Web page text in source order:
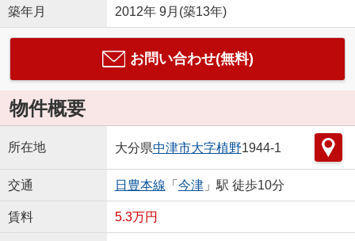
築年月 2012年 9月(築13年)
お問い合わせ(無料)
物件概要
所在地 大分県中津市大字植野1944-1
交通 日豊本線 「 今津」駅 徒歩10分
賃料 5.3万円